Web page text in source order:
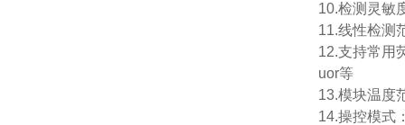
10.检测灵敏
11.线性检测
12.支持常用
uor等
13.模块温度
14.操控模式